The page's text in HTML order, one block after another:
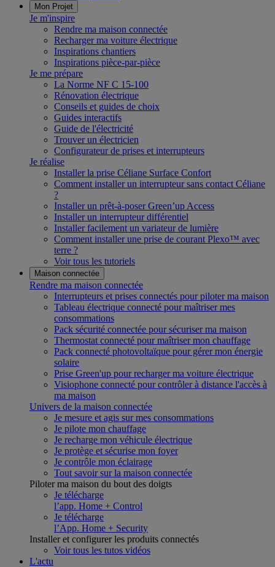
Mon Projet
Je m'inspire
Rendre ma maison connectée
Recharger ma voiture électrique
Inspirations chantiers
Inspirations pièce-par-pièce
Je me prépare
La Norme NF C 15-100
Rénovation électrique
Conseils et guides de choix
Guides interactifs
Guide de l'électricité
Trouver un électricien
Configurateur de prises et interrupteurs
Je réalise
Installer la prise Céliane Surface Confort
Comment installer un interrupteur sans contact Céliane
?
Installer un prêt-à-poser Green’up Access
Installer un interrupteur différentiel
Installer facilement un variateur de lumière
Comment installer une prise de courant Plexo™ avec
terre ?
Voir tous les tutoriels
Maison connectée
Rendre ma maison connectée
Interrupteurs et prises connectés pour piloter ma maison
Tableau électrique connecté pour maîtriser mes
consommations
Pack sécurité connectée pour sécuriser ma maison
Thermostat connecté pour maîtriser mon chauffage
Pack connecté photovoltaïque pour gérer mon énergie
solaire
Prise Green'up pour recharger ma voiture électrique
Visiophone connecté pour contrôler à distance l'accès à
ma maison
Univers de la maison connectée
Je mesure et agis sur mes consommations
Je pilote mon chauffage
Je recharge mon véhicule électrique
Je protège et sécurise mon foyer
Je contrôle mon éclairage
Tout savoir sur la maison connectée
Piloter ma maison du bout des doigts
Je télécharge
l’app. Home + Control
Je télécharge
l’App. Home + Security
Installer et configurer les produits connectés
Voir tous les tutos vidéos
L'actu